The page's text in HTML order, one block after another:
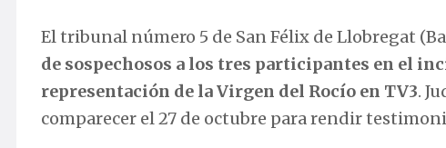
El tribunal número 5 de San Félix de Llobregat
de sospechosos a los tres participantes en el
representación de la Virgen del Rocío en TV3.
comparecer el 27 de octubre para rendir